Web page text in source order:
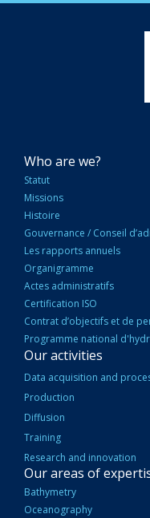
NAVIGATION
PRINCIPALE
Who are we?
Statut
Missions
Histoire
Gouvernance / Conseil
Les rapports annuels
Organigramme
Actes administratifs
Certification ISO
Contrat d’objectifs et de
Programme national
Our activities
Data acquisition and
Production
Diffusion
Training
Research and innovation
Our areas of
Bathymetry
Oceanography